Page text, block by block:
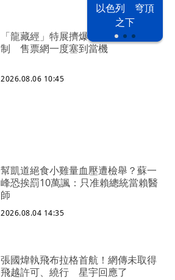
以色列 穹頂
之下
「龍藏經」特展擠爆！故宮試辦預約
制 售票網一度塞到當機
2026.08.06 10:45
幫凱道絕食小雞量血壓遭檢舉？蘇一
峰恐挨罰10萬諷：只准賴總統當賴醫
師
2026.08.04 14:35
張國煒執飛布拉格首航！網傳未取得
飛越許可、繞行 星宇回應了